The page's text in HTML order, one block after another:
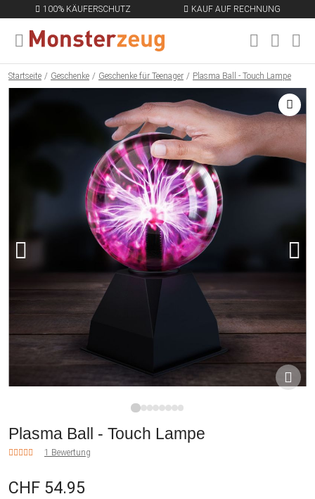
100% KÄUFERSCHUTZ KAUF AUF RECHNUNG
MENÜ SCHLIESSEN
Startseite Geschenke Geschenke für Teenager Plasma Ball - Touch Lampe
Plasma Ball - Touch Lampe
1 Bewertung
CHF 54.95